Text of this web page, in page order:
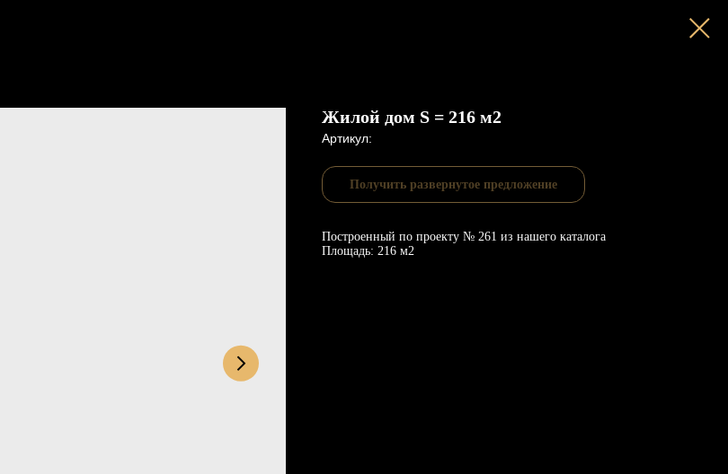
Жилой дом S = 216 м2
Артикул:
Получить развернутое предложение
Построенный по проекту № 261 из нашего каталога
Площадь: 216 м2